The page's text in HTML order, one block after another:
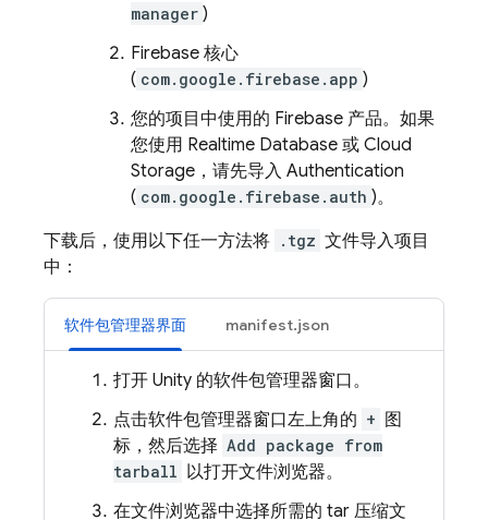
manager )
Firebase 核心
( com.google.firebase.app )
您的项目中使用的 Firebase 产品。如果
您使用 Realtime Database 或 Cloud
Storage ，请先导入 Authentication
( com.google.firebase.auth )。
下载后，使用以下任一方法将 .tgz 文件导入项目
中：
软件包管理器界面 manifest.json
打开 Unity 的软件包管理器窗口。
点击软件包管理器窗口左上角的 + 图
标，然后选择 Add package from
tarball 以打开文件浏览器。
在文件浏览器中选择所需的 tar 压缩文